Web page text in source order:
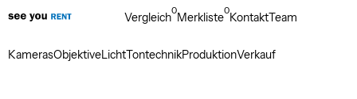
KamerasObjektiveLichtTontechnikProduktionVerkauf
Vergleich0Merkliste0KontaktTeam